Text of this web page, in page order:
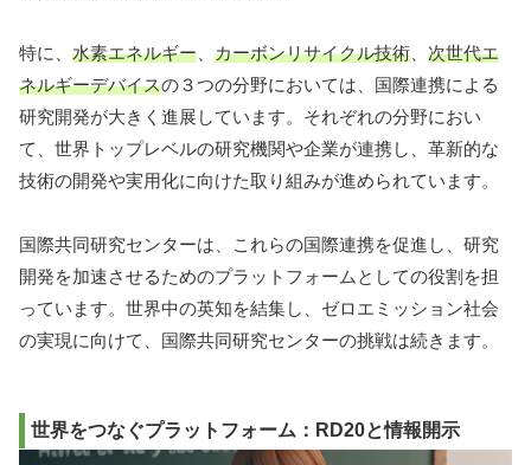
特に、 水素エネルギー カーボンリサイクル技術
次世代エ
ネルギーデバイスの３つの分野においては、国際連携による
研究開発が大きく進展しています。それぞれの分野におい
て、世界トップレベルの研究機関や企業が連携し、革新的な
技術の開発や実用化に向けた取り組みが進められています。
国際共同研究センターは、これらの国際連携を促進し、研究
開発を加速させるためのプラットフォームとしての役割を担
っています。世界中の英知を結集し、ゼロエミッション社会
の実現に向けて、国際共同研究センターの挑戦は続きます。
世界をつなぐプラットフォーム：RD20と情報開示